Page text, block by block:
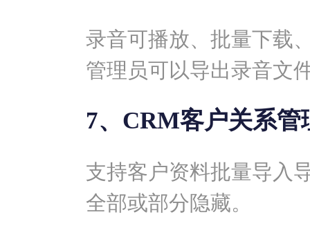
录音可播放、批量下载
管理员可以导出录音文
7、CRM客户关系管
支持客户资料批量导入
全部或部分隐藏。